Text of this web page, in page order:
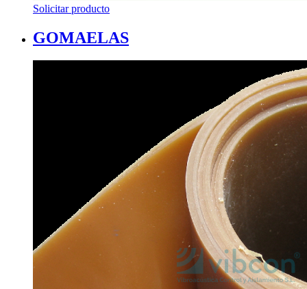
Solicitar producto
GOMAELAS